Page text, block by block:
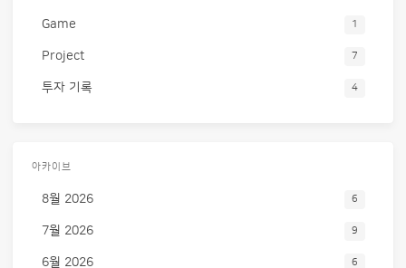
Game 1
Project 7
투자 기록 4
아카이브
8월 2026 6
7월 2026 9
6월 2026 6